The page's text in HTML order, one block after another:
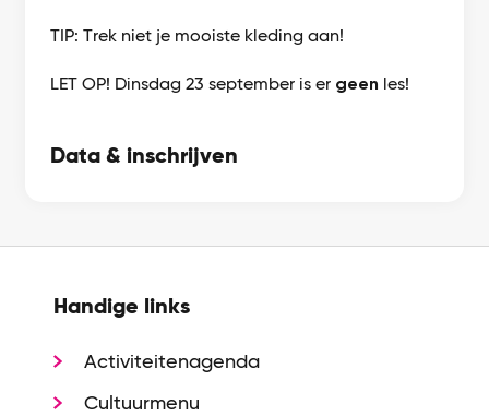
TIP: Trek niet je mooiste kleding aan!
LET OP! Dinsdag 23 september is er geen les!
Data & inschrijven
Handige links
Activiteitenagenda
Cultuurmenu